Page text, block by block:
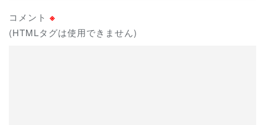
コメント ※
(HTMLタグは使用できません)